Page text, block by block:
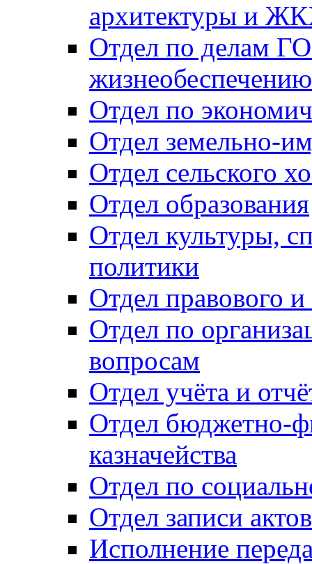
архитектуры и
Отдел по делам
Отдел по
Отдел земельно-
Отдел сельского
Отдел образования
Отдел культуры,
политики
Отдел правового
Отдел по
вопросам
Отдел учёта и
Отдел бюджетно-
казначейства
Отдел по
Отдел записи
Исполнение